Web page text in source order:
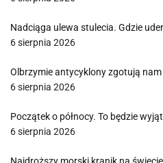
Nadciąga ulewa stulecia. Gdzie
6 sierpnia 2026
Olbrzymie antycyklony zgotują
6 sierpnia 2026
Początek o północy. To będzie
6 sierpnia 2026